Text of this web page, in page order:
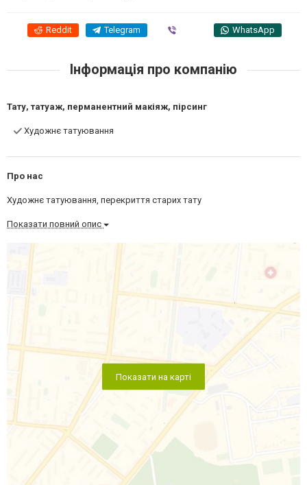
Reddit Telegram WhatsApp
Інформація про компанію
Тату, татуаж, перманентний макіяж, пірсинг
Художнє татуювання
Про нас
Художнє татуювання, перекриття старих тату
Показати повний опис
Показати на карті